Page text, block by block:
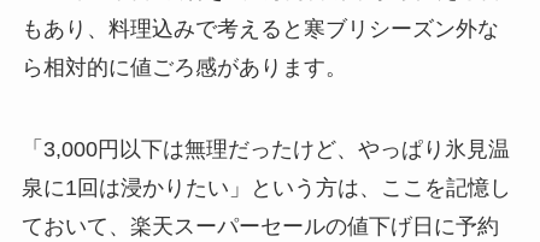
もあり、料理込みで考えると寒ブリシーズン外な
ら相対的に値ごろ感があります。
「3,000円以下は無理だったけど、やっぱり氷見温
泉に1回は浸かりたい」という方は、ここを記憶し
ておいて、楽天スーパーセールの値下げ日に予約